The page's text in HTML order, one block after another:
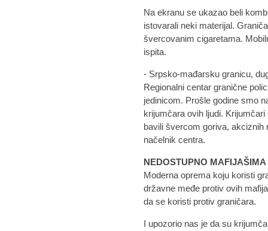
Na ekranu se ukazao beli
istovarali neki materijal.
švercovanim cigaretama.
ispita.
- Srpsko-mađarsku granicu,
Regionalni centar granične
jedinicom. Prošle godine smo
krijumčara ovih ljudi.
bavili švercom goriva, akciznih
načelnik centra.
NEDOSTUPNO MAFIJAŠIMA
Moderna oprema koju koristi
državne međe protiv ovih
da se koristi protiv graničara.
I upozorio nas je da su